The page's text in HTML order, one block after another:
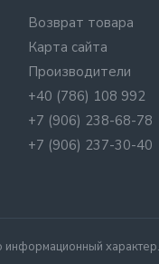
Возврат товара
Карта сайта
Производители
+40 (786) 108 992
+7 (906) 238-68-78
+7 (906) 237-30-40